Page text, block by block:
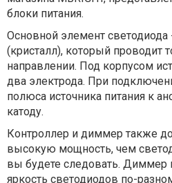
блоки питания.
Основной элемент светодиода
(кристалл), который проводит
направлении. Под корпусом
два электрода. При
полюса источника питания к
катоду.
Контроллер и диммер также
высокую мощность, чем
вы будете следовать. Диммер
яркость светодиодов по-